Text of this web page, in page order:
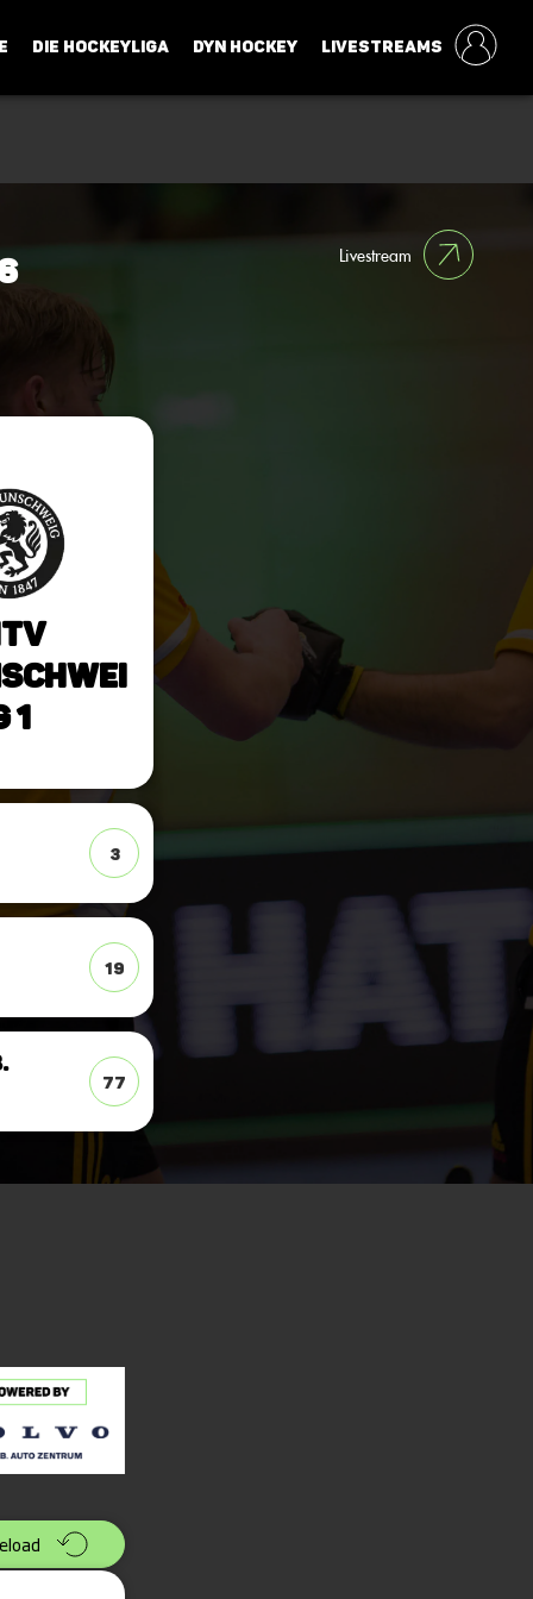
DIE HOCKEYLIGA DYN HOCKEY LIVESTREAMS
Livestream
1
3
19
77